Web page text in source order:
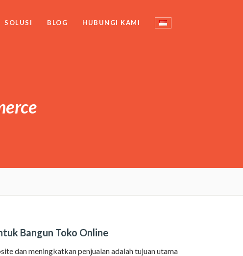
SOLUSI BLOG HUBUNGI KAMI
Bangun Toko Online
dan meningkatkan penjualan adalah tujuan utama